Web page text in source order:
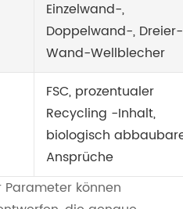
Einzelwand-,
Doppelwand-, Dreier-
Wand-Wellblecher
FSC, prozentualer
Recycling -Inhalt,
biologisch
Ansprüche
können